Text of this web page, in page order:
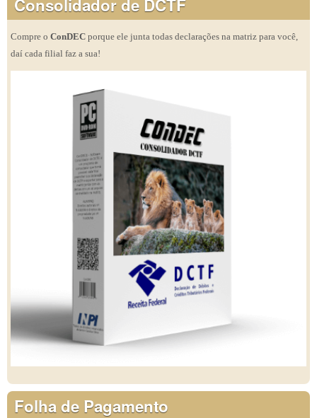
Consolidador de DCTF
Compre o ConDEC porque ele junta todas declarações na matriz para você,
daí cada filial faz a sua!
Folha de Pagamento